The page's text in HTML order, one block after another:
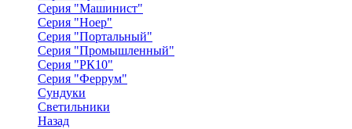
Серия "Машинист"
Серия "Ноер"
Серия "Портальный"
Серия "Промышленный"
Серия "РК10"
Серия "Феррум"
Сундуки
Светильники
Назад